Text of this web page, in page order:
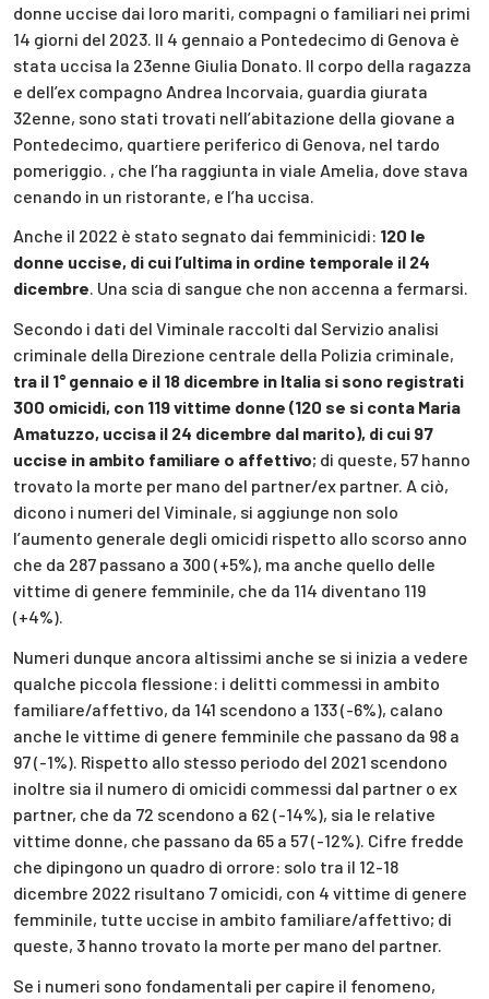
donne uccise dai loro mariti, compagni o familiari nei primi
14 giorni del 2023. Il 4 gennaio a Pontedecimo di Genova è
stata uccisa la 23enne Giulia Donato. Il corpo della ragazza
e dell’ex compagno Andrea Incorvaia, guardia giurata
32enne, sono stati trovati nell’abitazione della giovane a
Pontedecimo, quartiere periferico di Genova, nel tardo
pomeriggio. , che l’ha raggiunta in viale Amelia, dove stava
cenando in un ristorante, e l’ha uccisa.
Anche il 2022 è stato segnato dai femminicidi: 120 le
donne uccise, di cui l’ultima in ordine temporale il 24
dicembre. Una scia di sangue che non accenna a fermarsi.
Secondo i dati del Viminale raccolti dal Servizio analisi
criminale della Direzione centrale della Polizia criminale,
tra il 1° gennaio e il 18 dicembre in Italia si sono registrati
300 omicidi, con 119 vittime donne (120 se si conta Maria
Amatuzzo, uccisa il 24 dicembre dal marito), di cui 97
uccise in ambito familiare o affettivo; di queste, 57 hanno
trovato la morte per mano del partner/ex partner. A ciò,
dicono i numeri del Viminale, si aggiunge non solo
l’aumento generale degli omicidi rispetto allo scorso anno
che da 287 passano a 300 (+5%), ma anche quello delle
vittime di genere femminile, che da 114 diventano 119
(+4%).
Numeri dunque ancora altissimi anche se si inizia a vedere
qualche piccola flessione: i delitti commessi in ambito
familiare/affettivo, da 141 scendono a 133 (-6%), calano
anche le vittime di genere femminile che passano da 98 a
97 (-1%). Rispetto allo stesso periodo del 2021 scendono
inoltre sia il numero di omicidi commessi dal partner o ex
partner, che da 72 scendono a 62 (-14%), sia le relative
vittime donne, che passano da 65 a 57 (-12%). Cifre fredde
che dipingono un quadro di orrore: solo tra il 12-18
dicembre 2022 risultano 7 omicidi, con 4 vittime di genere
femminile, tutte uccise in ambito familiare/affettivo; di
queste, 3 hanno trovato la morte per mano del partner.
Se i numeri sono fondamentali per capire il fenomeno,